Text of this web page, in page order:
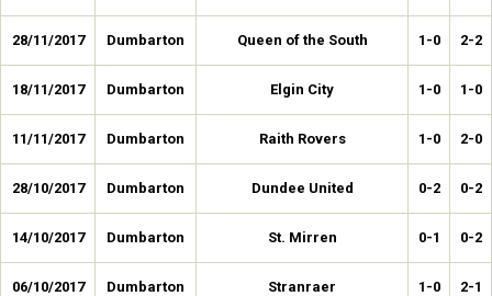
28/11/2017 Dumbarton Queen of the South 1-0 2-2
18/11/2017 Dumbarton Elgin City 1-0 1-0
11/11/2017 Dumbarton Raith Rovers 1-0 2-0
28/10/2017 Dumbarton Dundee United 0-2 0-2
14/10/2017 Dumbarton St. Mirren 0-1 0-2
06/10/2017 Dumbarton Stranraer 1-0 2-1